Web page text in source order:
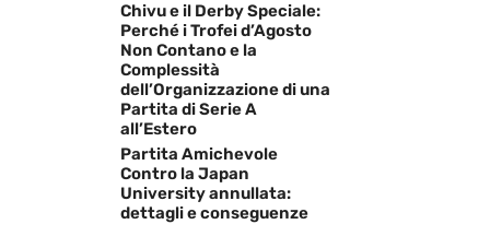
Chivu e il Derby Speciale:
Perché i Trofei d’Agosto
Non Contano e la
Complessità
dell’Organizzazione di una
Partita di Serie A
all’Estero
Partita Amichevole
Contro la Japan
University annullata:
dettagli e conseguenze